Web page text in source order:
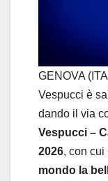
GENOVA
Vespucci è
dando il via
Vespucci –
2026, con cui
mondo la